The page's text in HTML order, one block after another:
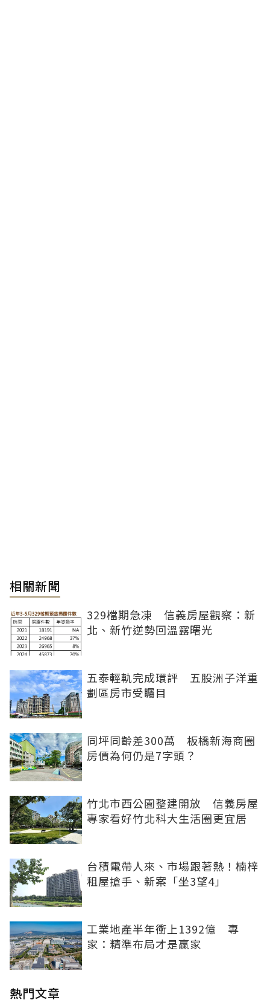
相關新聞
329檔期急凍 信義房屋觀察：新
北、新竹逆勢回溫露曙光
五泰輕軌完成環評 五股洲子洋重
劃區房市受矚目
同坪同齡差300萬 板橋新海商圈
房價為何仍是7字頭？
竹北市西公園整建開放 信義房屋
專家看好竹北科大生活圈更宜居
台積電帶人來、市場跟著熱！楠梓
租屋搶手、新案「坐3望4」
工業地產半年衝上1392億 專
家：精準布局才是贏家
熱門文章